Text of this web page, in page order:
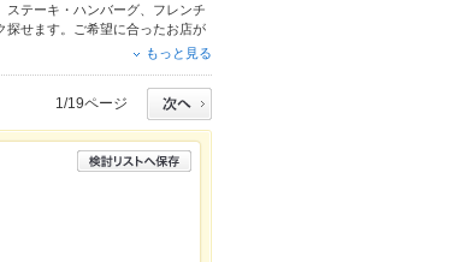
ステーキ・ハンバーグ
フレンチ
探せます。ご希望に合ったお店が
得なクーポンはもちろん、こだわ
ルメをご利用ください。
もっと見る
1/19ページ